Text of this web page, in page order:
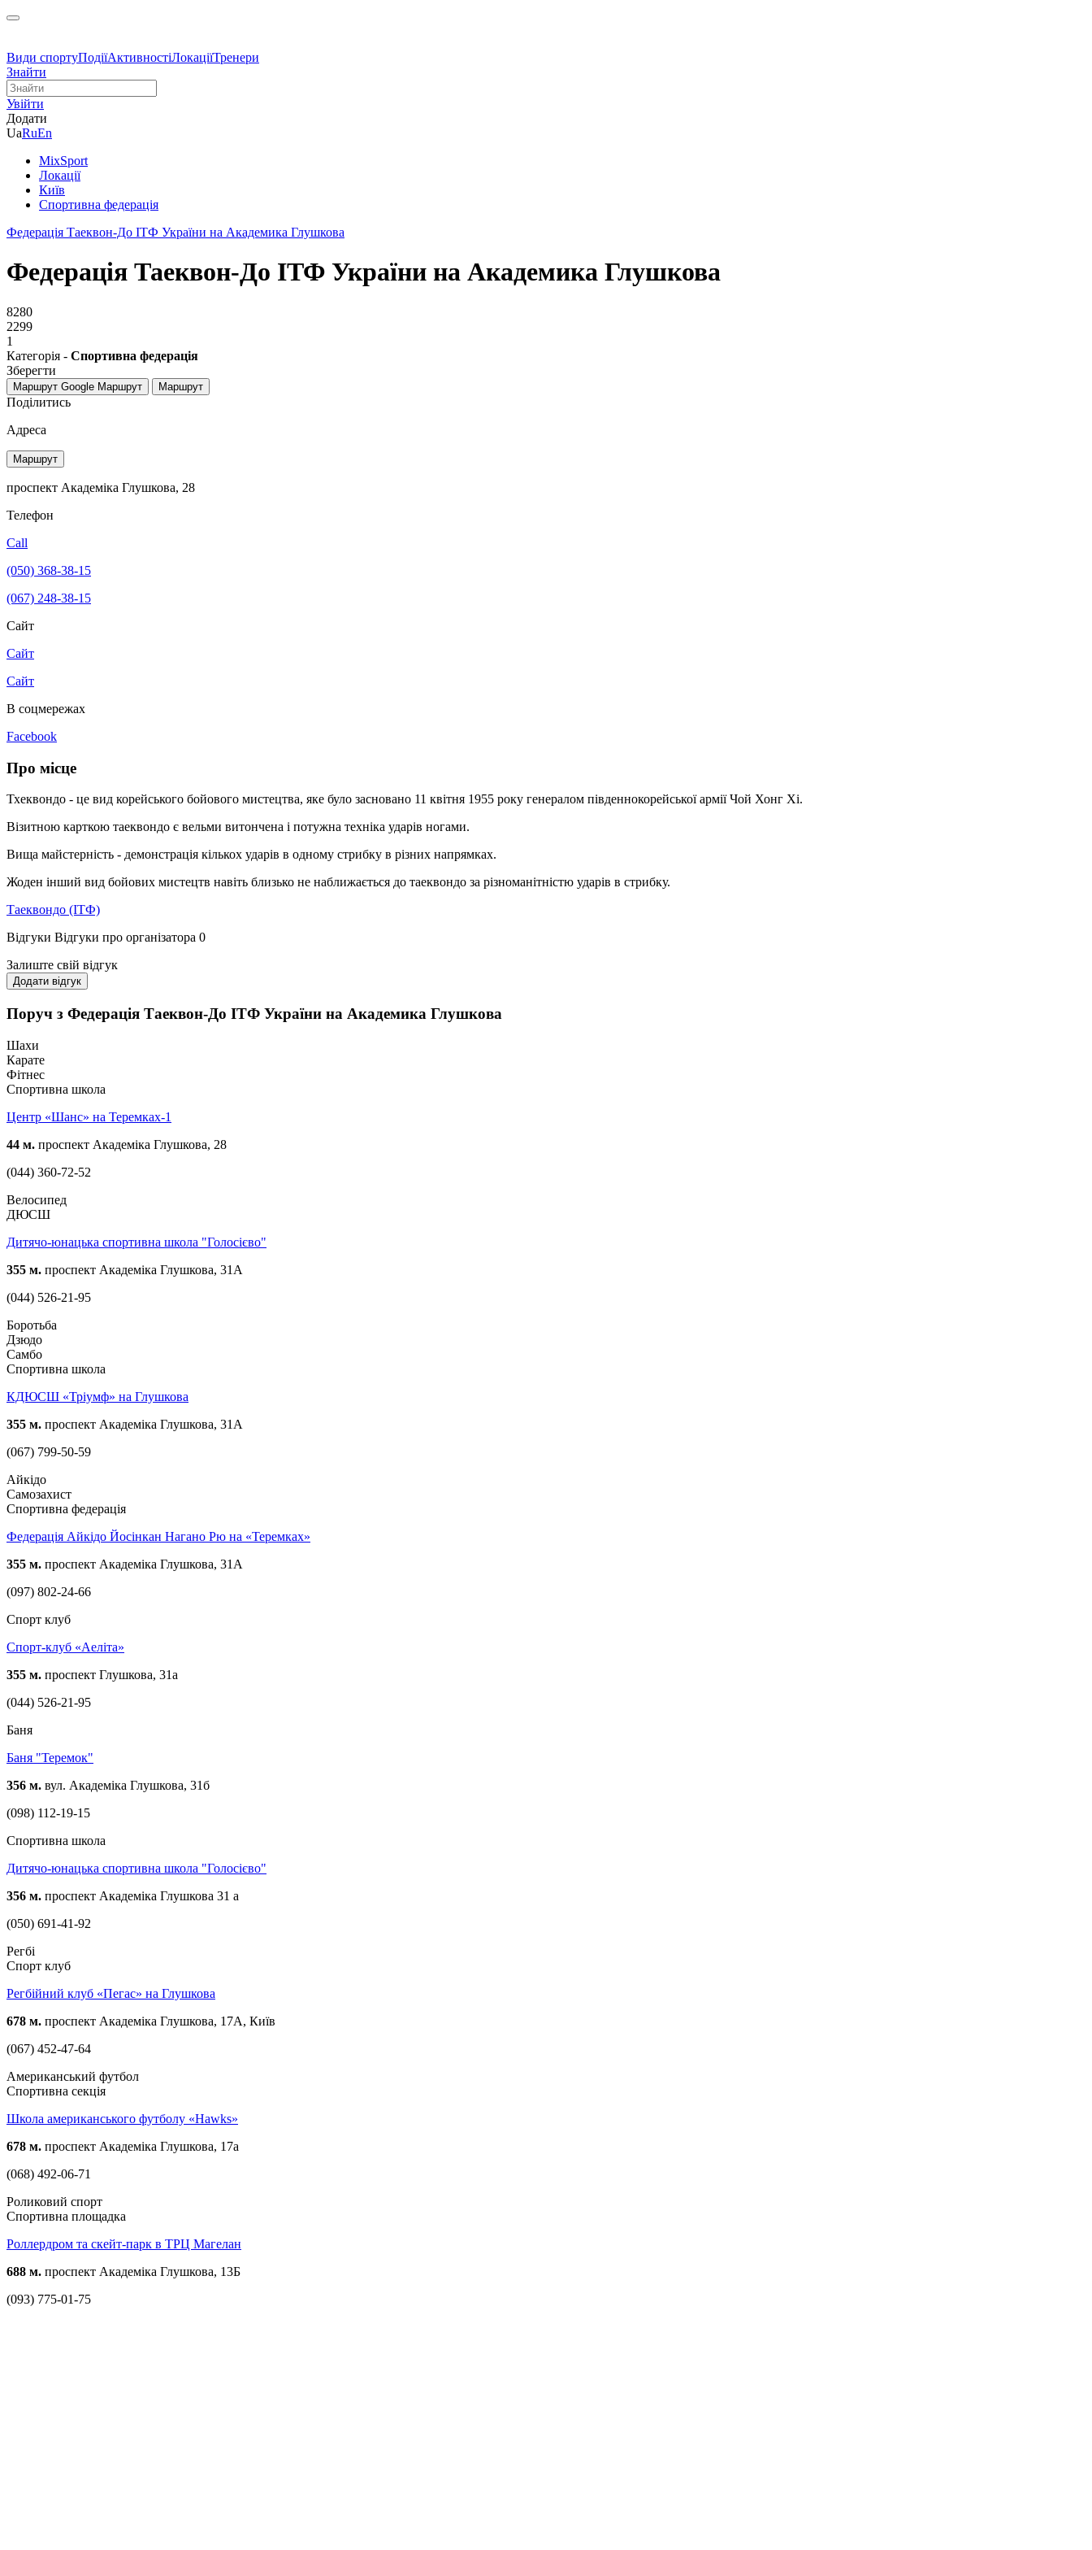
Види спортуПодіїАктивностіЛокаціїТренери
Знайти
Увійти
Додати
UaRuEn
MixSport
Локації
Київ
Спортивна федерація
Федерація Таеквон-До ІТФ України на Академика Глушкова
Федерація Таеквон-До ІТФ України на Академика Глушкова
8280
2299
1
Категорія - Спортивна федерація
Зберегти
Маршрут Google Маршрут Маршрут
Поділитись
Адреса
Маршрут
проспект Академіка Глушкова, 28
Телефон
Call
(050) 368-38-15
(067) 248-38-15
Сайт
Сайт
Сайт
В соцмережах
Facebook
Про місце
Тхеквондо - це вид корейського бойового мистецтва, яке було засновано 11 квітня 1955 року генералом південнокорейської армії Чой Хонг Хі.
Візитною карткою таеквондо є вельми витончена і потужна техніка ударів ногами.
Вища майстерність - демонстрація кількох ударів в одному стрибку в різних напрямках.
Жоден інший вид бойових мистецтв навіть близько не наближається до таеквондо за різноманітністю ударів в стрибку.
Таеквондо (ІТФ)
Відгуки Відгуки про організатора 0
Залиште свій відгук
Додати відгук
Поруч з Федерація Таеквон-До ІТФ України на Академика Глушкова
Шахи
Карате
Фітнес
Спортивна школа
Центр «Шанс» на Теремках-1
44 м. проспект Академіка Глушкова, 28
(044) 360-72-52
Велосипед
ДЮСШ
Дитячо-юнацька спортивна школа "Голосієво"
355 м. проспект Академіка Глушкова, 31А
(044) 526-21-95
Боротьба
Дзюдо
Самбо
Спортивна школа
КДЮСШ «Тріумф» на Глушкова
355 м. проспект Академіка Глушкова, 31А
(067) 799-50-59
Айкідо
Самозахист
Спортивна федерація
Федерація Айкідо Йосінкан Нагано Рю на «Теремках»
355 м. проспект Академіка Глушкова, 31А
(097) 802-24-66
Спорт клуб
Спорт-клуб «Аеліта»
355 м. проспект Глушкова, 31а
(044) 526-21-95
Баня
Баня "Теремок"
356 м. вул. Академіка Глушкова, 31б
(098) 112-19-15
Спортивна школа
Дитячо-юнацька спортивна школа "Голосієво"
356 м. проспект Академіка Глушкова 31 а
(050) 691-41-92
Регбі
Спорт клуб
Регбійний клуб «Пегас» на Глушкова
678 м. проспект Академіка Глушкова, 17А, Київ
(067) 452-47-64
Американський футбол
Спортивна секція
Школа американського футболу «Hawks»
678 м. проспект Академіка Глушкова, 17а
(068) 492-06-71
Роликовий спорт
Спортивна площадка
Роллердром та скейт-парк в ТРЦ Магелан
688 м. проспект Академіка Глушкова, 13Б
(093) 775-01-75